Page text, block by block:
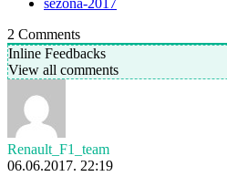
sezona-2017
2 Comments
Inline Feedbacks
View all comments
Renault_F1_team
06.06.2017. 22:19